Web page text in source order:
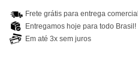
Frete grátis para entrega comercial
Entregamos hoje para todo Brasil!
Em até 3x sem juros